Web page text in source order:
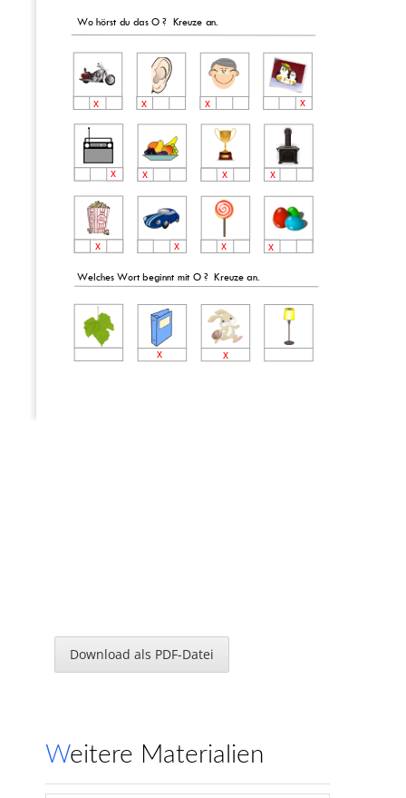
Wo hörst du das O ? Kreuze an.
0
Welches Wort beginnt mit O ? Kreuze an.
x
x
x x x
x x x x
x x x
x x
Download als PDF-Datei
Weitere Materialien